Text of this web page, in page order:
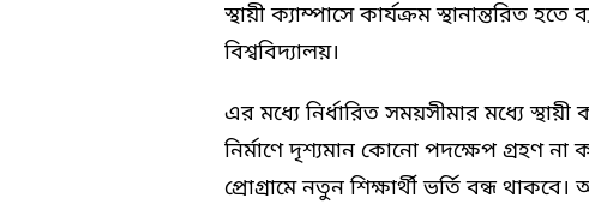
স্থায়ী ক্যাম্পাসে কার্যক্রম স্থানান্তরিত
বিশ্ববিদ্যালয়।
এর মধ্যে নির্ধারিত সময়সীমার মধ্যে স্থায়ী
নির্মাণে দৃশ্যমান কোনো পদক্ষেপ গ্রহণ না
প্রোগ্রামে নতুন শিক্ষার্থী ভর্তি বন্ধ